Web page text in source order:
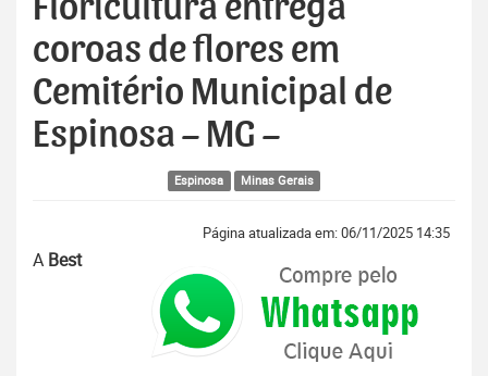
Floricultura entrega
coroas de flores em
Cemitério Municipal de
Espinosa – MG –
Espinosa Minas Gerais
Página atualizada em: 06/11/2025 14:35
A Best